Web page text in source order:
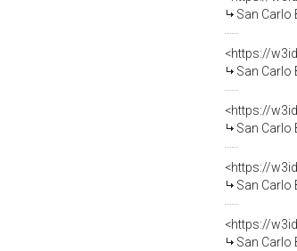
San Carlo
<https://
San
<https://
San Carlo
<https://
San
<https://
San Carlo